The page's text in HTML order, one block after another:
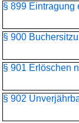
§ 899 Eintragung
§ 900
§ 901 Erlöschen
§ 902